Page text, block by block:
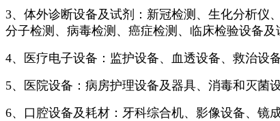
3、体外诊断设备及试剂：新冠检测、生化分析仪
分子检测、病毒检测、癌症检测、临床检验设备
4、医疗电子设备：监护设备、血透设备、救治设备
5、医院设备：病房护理设备及器具、消毒和灭菌
6、口腔设备及耗材：牙科综合机、影像设备、镜